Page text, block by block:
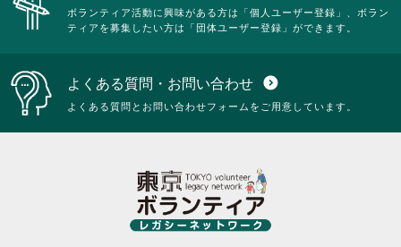
ボランティア活動に興味がある方は「個人ユーザー登録」、ボラン
ティアを募集したい方は「団体ユーザー登録」ができます。
よくある質問・お問い合わせ expand_circle_down
よくある質問とお問い合わせフォームをご用意しています。